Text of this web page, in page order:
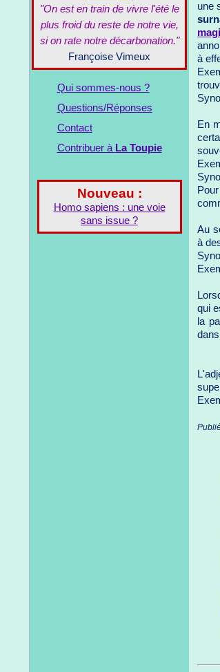
"On est en train de vivre l'été le
plus froid du reste de notre vie,
si on rate notre décarbonation."
Françoise Vimeux
Qui sommes-nous ?
Questions/Réponses
Contact
Contribuer à La Toupie
Nouveau :
Homo sapiens : une voie
sans issue ?
une
à
En
Au
à
qui
la